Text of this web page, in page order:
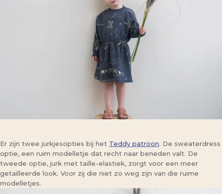
Er zijn twee jurkjesopties bij het Teddy patroon. De sweaterdress
optie, een ruim modelletje dat recht naar beneden valt. De
tweede optie, jurk met taille-elastiek, zorgt voor een meer
getailleerde look. Voor zij die niet zo weg zijn van die ruime
modelletjes.